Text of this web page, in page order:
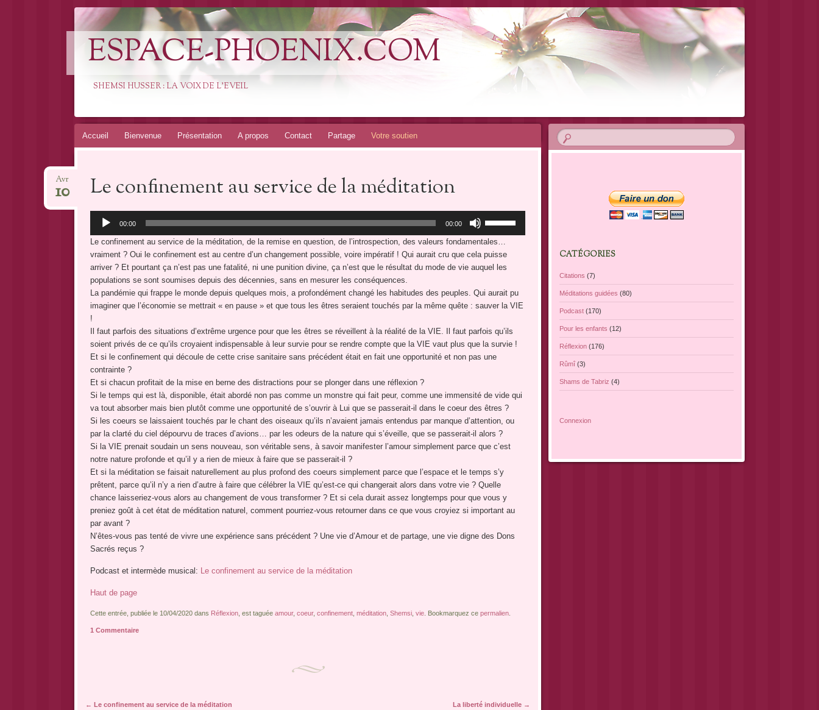
ESPACE-PHOENIX.COM
SHEMSI HUSSER : LA VOIX DE L'EVEIL
Aller
Accueil Bienvenue Présentation A propos Contact Partage Votre soutien
Le confinement au service de la méditation
Avr
10
Lecteur
audio
00:00 00:00
flèches
haut/bas
pour
ou
diminuer
volume.
Le confinement au service de la méditation, de la remise en question, de l’introspection, des valeurs fondamentales…
vraiment ? Oui le confinement est au centre d’un changement possible, voire impératif ! Qui aurait cru que cela puisse
arriver ? Et pourtant ça n’est pas une fatalité, ni une punition divine, ça n’est que le résultat du mode de vie auquel les
populations se sont soumises depuis des décennies, sans en mesurer les conséquences.
La pandémie qui frappe le monde depuis quelques mois, a profondément changé les habitudes des peuples. Qui aurait pu
imaginer que l’économie se mettrait « en pause » et que tous les êtres seraient touchés par la même quête : sauver la VIE
!
Il faut parfois des situations d’extrême urgence pour que les êtres se réveillent à la réalité de la VIE. Il faut parfois qu’ils
soient privés de ce qu’ils croyaient indispensable à leur survie pour se rendre compte que la VIE vaut plus que la survie !
Et si le confinement qui découle de cette crise sanitaire sans précédent était en fait une opportunité et non pas une
contrainte ?
Et si chacun profitait de la mise en berne des distractions pour se plonger dans une réflexion ?
Si le temps qui est là, disponible, était abordé non pas comme un monstre qui fait peur, comme une immensité de vide qui
va tout absorber mais bien plutôt comme une opportunité de s’ouvrir à Lui que se passerait-il dans le coeur des êtres ?
Si les coeurs se laissaient touchés par le chant des oiseaux qu’ils n’avaient jamais entendus par manque d’attention, ou
par la clarté du ciel dépourvu de traces d’avions… par les odeurs de la nature qui s’éveille, que se passerait-il alors ?
Si la VIE prenait soudain un sens nouveau, son véritable sens, à savoir manifester l’amour simplement parce que c’est
notre nature profonde et qu’il y a rien de mieux à faire que se passerait-il ?
Et si la méditation se faisait naturellement au plus profond des coeurs simplement parce que l’espace et le temps s’y
prêtent, parce qu’il n’y a rien d’autre à faire que célébrer la VIE qu’est-ce qui changerait alors dans votre vie ? Quelle
chance laisseriez-vous alors au changement de vous transformer ? Et si cela durait assez longtemps pour que vous y
preniez goût à cet état de méditation naturel, comment pourriez-vous retourner dans ce que vous croyiez si important au
par avant ?
N’êtes-vous pas tenté de vivre une expérience sans précédent ? Une vie d’Amour et de partage, une vie digne des Dons
Sacrés reçus ?
Podcast et intermède musical: Le confinement au service de la méditation
Haut de page
Cette entrée, publiée le 10/04/2020 dans Réflexion, est taguée amour, coeur, confinement, méditation, Shemsi, vie. Bookmarquez ce permalien.
1 Commentaire
Navigation des articles
← Le confinement au service de la méditation La liberté individuelle →
CATÉGORIES
Citations (7)
Méditations guidées (80)
Podcast (170)
Pour les enfants (12)
Réflexion (176)
Rûmî (3)
Shams de Tabriz (4)
Connexion